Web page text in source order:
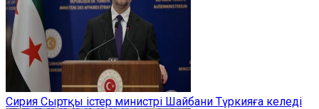
Сирия Сыртқы істер министрі Шайбани Түркияға келеді